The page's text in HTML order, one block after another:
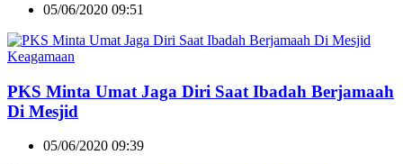
05/06/2020 09:51
Keagamaan
PKS Minta Umat Jaga Diri Saat Ibadah Berjamaah
Di Mesjid
05/06/2020 09:39